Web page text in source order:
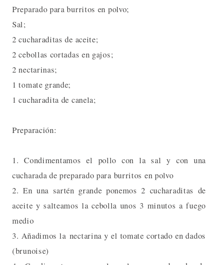
Preparado para burritos en polvo;
Sal;
2 cucharaditas de aceite;
2 cebollas cortadas en gajos;
2 nectarinas;
1 tomate grande;
1 cucharadita de canela;
Preparación:
1. Condimentamos el pollo con la sal y con una
cucharada de preparado para burritos en polvo
2. En una sartén grande ponemos 2 cucharaditas de
aceite y salteamos la cebolla unos 3 minutos a fuego
medio
3. Añadimos la nectarina y el tomate cortado en dados
(brunoise)